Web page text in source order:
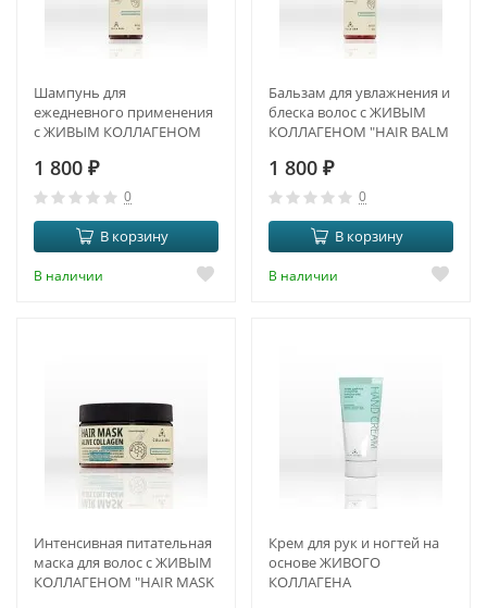
Шампунь для
ежедневного применения
с ЖИВЫМ КОЛЛАГЕНОМ
COLLAGEN"
1 800 ₽
0
В корзину
В наличии
Бальзам для увлажнения и
блеска волос с ЖИВЫМ
КОЛЛАГЕНОМ "HAIR BALM
1 800 ₽
0
В корзину
В наличии
Интенсивная питательная
маска для волос с ЖИВЫМ
КОЛЛАГЕНОМ "HAIR MASK
Крем для рук и ногтей на
основе ЖИВОГО
КОЛЛАГЕНА